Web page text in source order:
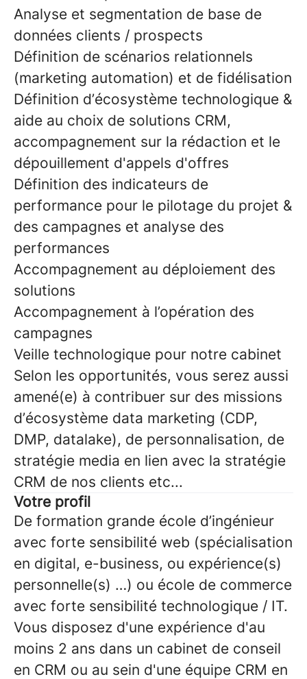
Analyse et segmentation de base de
données clients / prospects
Définition de scénarios relationnels
(marketing automation) et de fidélisation
Définition d’écosystème technologique &
aide au choix de solutions CRM,
accompagnement sur la rédaction et le
dépouillement d'appels d'offres
Définition des indicateurs de
performance pour le pilotage du projet &
des campagnes et analyse des
performances
Accompagnement au déploiement des
solutions
Accompagnement à l’opération des
campagnes
Veille technologique pour notre cabinet
Selon les opportunités, vous serez aussi
amené(e) à contribuer sur des missions
d’écosystème data marketing (CDP,
DMP, datalake), de personnalisation, de
stratégie media en lien avec la stratégie
CRM de nos clients etc...
Votre profil
De formation grande école d’ingénieur
avec forte sensibilité web (spécialisation
en digital, e-business, ou expérience(s)
personnelle(s) …) ou école de commerce
avec forte sensibilité technologique / IT.
Vous disposez d'une expérience d'au
moins 2 ans dans un cabinet de conseil
en CRM ou au sein d'une équipe CRM en